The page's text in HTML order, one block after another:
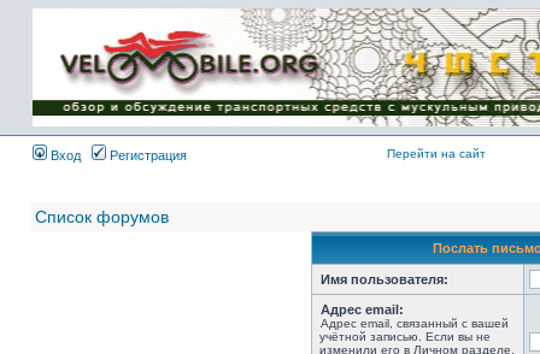
Имя пользователя:
Пароль:
{ LOG_ME_IN_SHORT
}
Вход
Регистрация Перейти на сайт
Список форумов
Послать
Имя пользователя:
Адрес email:
Адрес email, связанный с вашей
учётной записью. Если вы не
изменили его в Личном разделе,